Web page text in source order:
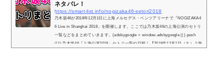
ネタバレ！
https://smart-list.info/nogizaka46-setori2018
乃木坂46が2018年12月1日に上海メルセデス・ベンツアリーナで『NOGIZAKA4
6 Live in Shanghai 2018」を開催します。ここでは乃木坂46の上海公演のセトリ
一覧などをまとめていきます。(adsbygoogle = window.adsbygoogle || ).push
({});乃木坂46『上海公演2018』セトリ一覧や日程！【2018年12月1日（土）上海